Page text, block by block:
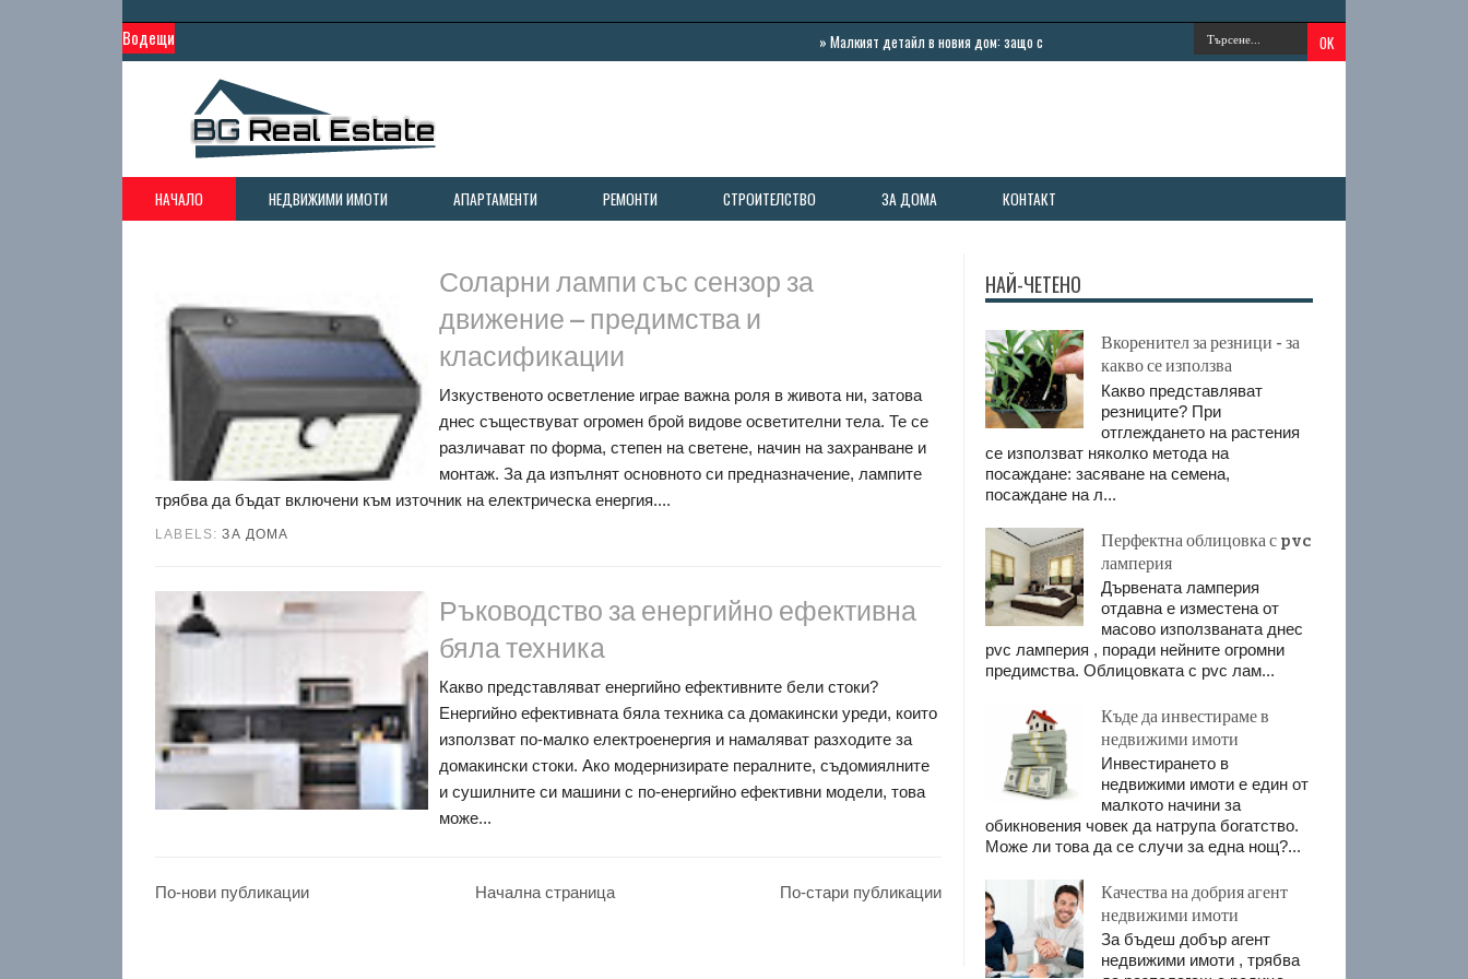
Водещи Малкият детайл в новия дом: защо сервизът за кафе е добър подарък »Практични решения за токови
НАЧАЛО НЕДВИЖИМИ ИМОТИ АПАРТАМЕНТИ РЕМОНТИ СТРОИТЕЛСТВО ЗА ДОМА КОНТАКТ
Соларни лампи със сензор за
движение – предимства и
класификации
Изкуственото осветление играе важна роля в живота ни, затова
днес съществуват огромен брой видове осветителни тела. Те се
различават по форма, степен на светене, начин на захранване и
монтаж. За да изпълнят основното си предназначение, лампите
трябва да бъдат включени към източник на електрическа енергия....
LABELS:ЗА ДОМА
Ръководство за енергийно ефективна
бяла техника
Какво представляват енергийно ефективните бели стоки?
Енергийно ефективната бяла техника са домакински уреди, които
използват по-малко електроенергия и намаляват разходите за
домакински стоки. Ако модернизирате пералните, съдомиялните
и сушилните си машини с по-енергийно ефективни модели, това
може...
По-нови публикации По-стари публикации
Начална страница
НАЙ-ЧЕТЕНО
Вкоренител за резници - за
какво се използва
Какво представляват
резниците? При
отглеждането на растения
се използват няколко метода на
посаждане: засяване на семена,
посаждане на л...
Перфектна облицовка с pvc
ламперия
Дървената ламперия
отдавна е изместена от
масово използваната днес
pvc ламперия , поради нейните огромни
предимства. Облицовката с pvc лам...
Къде да инвестираме в
недвижими имоти
Инвестирането в
недвижими имоти е един от
малкото начини за
обикновения човек да натрупа богатство.
Може ли това да се случи за една нощ?...
Качества на добрия агент
недвижими имоти
За бъдеш добър агент
недвижими имоти , трябва